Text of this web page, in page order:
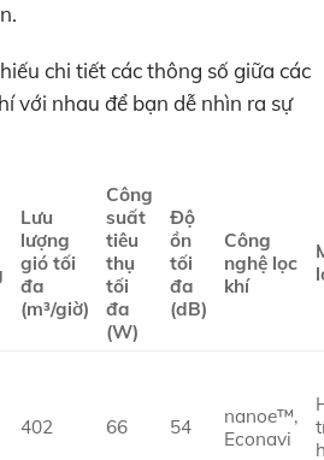
chi tiết các thông số giữa các
với nhau để bạn dễ nhìn ra sự
Lưu
lượng
gió tối
đa
(m³/giờ)
Công
suất
tiêu
thụ
tối
đa
(W)
Độ
ồn
tối
đa
(dB)
Công
nghệ lọc
khí
402 66 54
nanoe™,
Econavi